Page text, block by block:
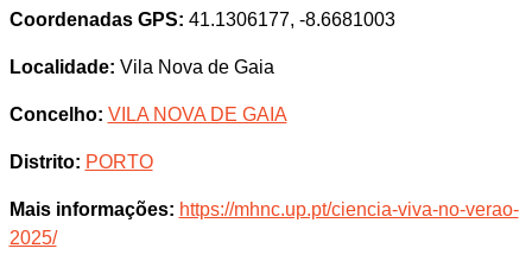
Coordenadas GPS: 41.1306177, -8.6681003
Localidade: Vila Nova de Gaia
Concelho: VILA NOVA DE GAIA
Distrito: PORTO
Mais informações: https://mhnc.up.pt/ciencia-viva-no-verao-
2025/